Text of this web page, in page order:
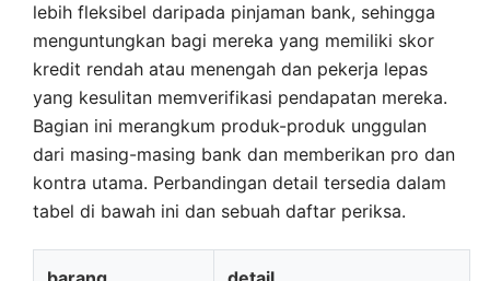
lebih fleksibel daripada pinjaman bank, sehingga
menguntungkan bagi mereka yang memiliki skor
kredit rendah atau menengah dan pekerja lepas
yang kesulitan memverifikasi pendapatan mereka.
Bagian ini merangkum produk-produk unggulan
dari masing-masing bank dan memberikan pro dan
kontra utama. Perbandingan detail tersedia dalam
tabel di bawah ini dan sebuah daftar periksa.